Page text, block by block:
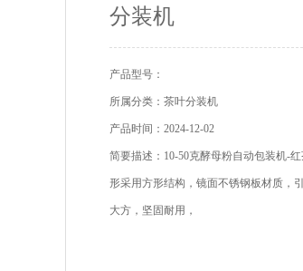
分装机
产品型号：
所属分类：茶叶分装机
产品时间：2024-12-02
简要描述：10-50克酵母粉自动包装机-
形采用方形结构，镜面不锈钢板材质，
大方，坚固耐用，